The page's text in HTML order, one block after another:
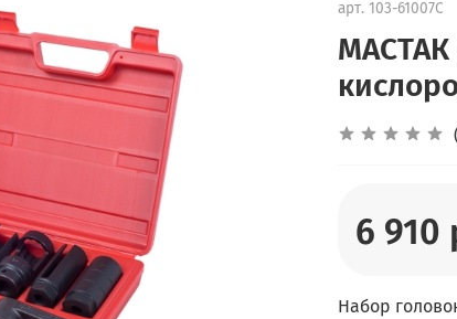
арт. 103-61007C
МАСТАК
6 910
Набор